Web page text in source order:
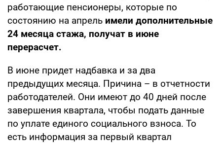
работающие пенсионеры, которые по
состоянию на апрель имели дополнительные
24 месяца стажа, получат в июне
перерасчет.
В июне придет надбавка и за два
предыдущих месяца. Причина – в отчетности
работодателей. Они имеют до 40 дней после
завершения квартала, чтобы подать данные
по уплате единого социального взноса. То
есть информация за первый квартал